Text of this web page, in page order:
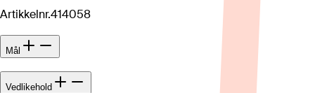
Artikkelnr.414058
Mål
Vedlikehold